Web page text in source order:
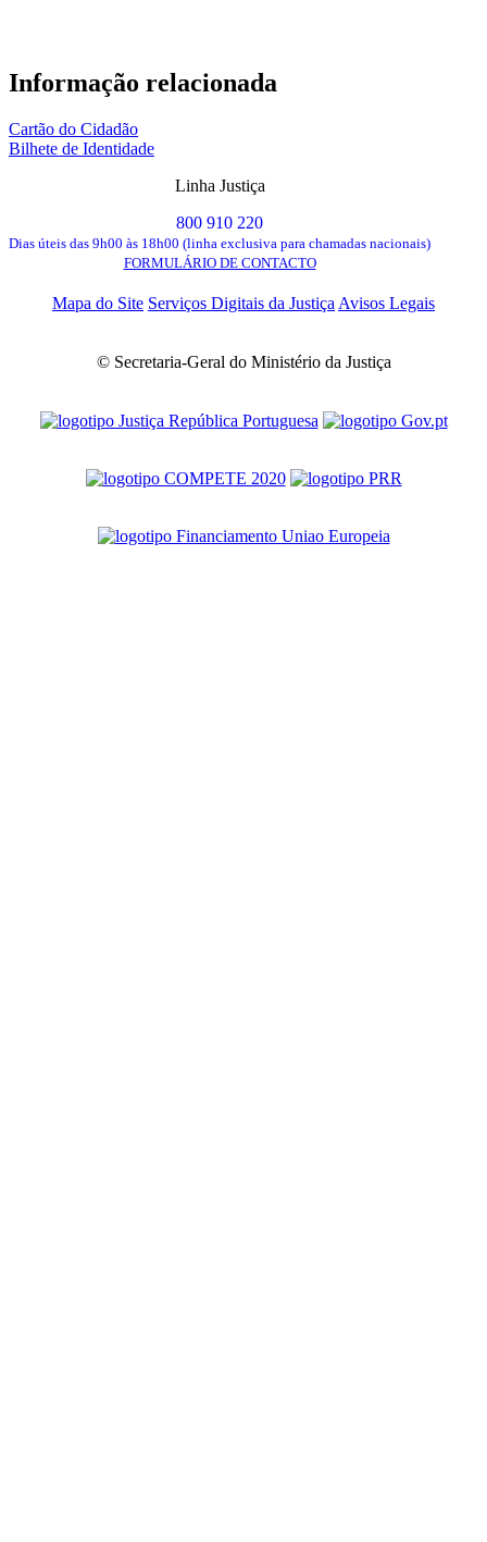
Informação relacionada
Cartão do Cidadão
Bilhete de Identidade
Linha Justiça
800 910 220
Dias úteis das 9h00 às 18h00 (linha exclusiva para chamadas nacionais)
FORMULÁRIO DE CONTACTO
Mapa do Site Serviços Digitais da Justiça Avisos Legais
© Secretaria-Geral do Ministério da Justiça